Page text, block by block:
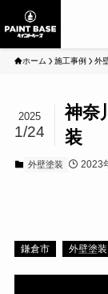
ホーム 施工事例 外
神奈
装
2025
1/24
外壁塗装 2023
鎌倉市 外壁塗装